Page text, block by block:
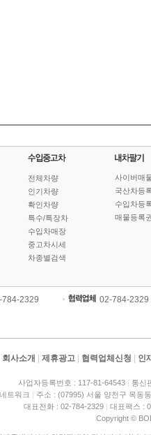
전체차량
인기차량
확인차량
특수/특장차
수입차매장
중고차시세
차종별검색
사이버매
국산차등
수입차등
매물등록
784-2329 02-784-2329
회사소개 제휴광고 협력업체신청 인
사업자등록번호 : 117-81-64543 | 통신
트워크 | 주소 : (07995) 서울 양천구 목동
대표전화 : 02-784-2329 | 대표팩스 :
Copyright ©